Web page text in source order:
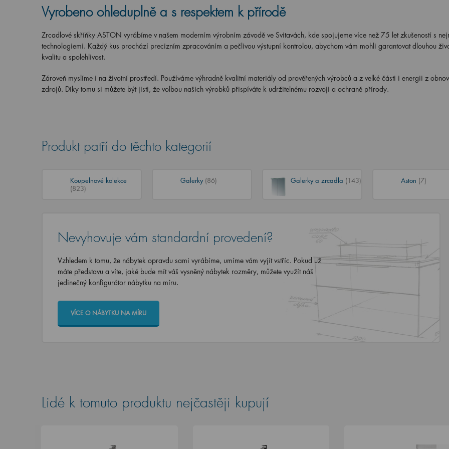
Vyrobeno ohleduplně a s respektem k přírodě
Zrcadlové skříňky ASTON vyrábíme v našem moderním výrobním závodě ve Svitavách, kde spojujeme více než 75 let zkušeností s
technologiemi. Každý kus prochází precizním zpracováním a pečlivou výstupní kontrolou, abychom vám mohli garantovat dlouhou
kvalitu a spolehlivost.
Zároveň myslíme i na životní prostředí. Používáme výhradně kvalitní materiály od prověřených výrobců a z velké části i energii z
zdrojů. Díky tomu si můžete být jisti, že volbou našich výrobků přispíváte k udržitelnému rozvoji a ochraně přírody.
Produkt patří do těchto kategorií
Koupelnové kolekce
(823)
Galerky (86) Galerky a zrcadla (143) Aston (7)
Nevyhovuje vám standardní provedení?
Vzhledem k tomu, že nábytek opravdu sami vyrábíme, umíme vám vyjít vstříc. Pokud už
máte představu a víte, jaké bude mít váš vysněný nábytek rozměry, můžete využít náš
jedinečný konfigurátor nábytku na míru.
VÍCE O NÁBYTKU NA MÍRU
Lidé k tomuto produktu nejčastěji kupují